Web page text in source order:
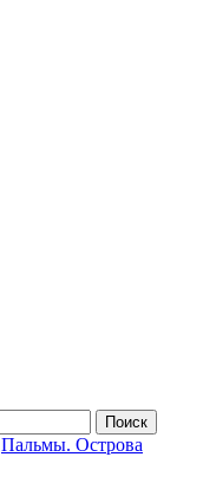
Пальмы. Острова